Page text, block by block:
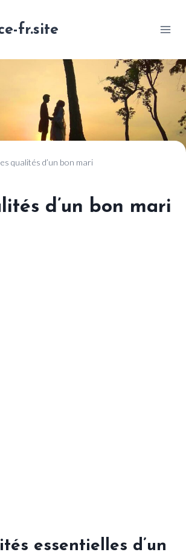
fr.site
qualités d’un bon mari
d’un bon mari
essentielles d’un